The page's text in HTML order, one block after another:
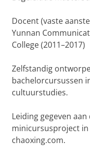
Docent (vaste
Yunnan
College (2011–2017)
Zelfstandig
bachelorcursussen
cultuurstudies.
Leiding gegeven
minicursusproject
chaoxing.com.